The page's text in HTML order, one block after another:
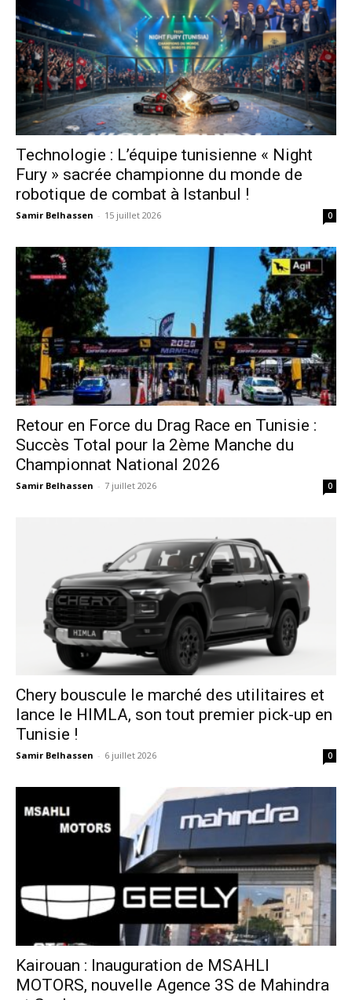
Technologie : L’équipe tunisienne « Night
Fury » sacrée championne du monde de
robotique de combat à Istanbul !
Samir Belhassen - 15 juillet 2026 0
Retour en Force du Drag Race en Tunisie :
Succès Total pour la 2ème Manche du
Championnat National 2026
Samir Belhassen - 7 juillet 2026 0
Chery bouscule le marché des utilitaires et
lance le HIMLA, son tout premier pick-up en
Tunisie !
Samir Belhassen - 6 juillet 2026 0
Kairouan : Inauguration de MSAHLI
MOTORS, nouvelle Agence 3S de Mahindra